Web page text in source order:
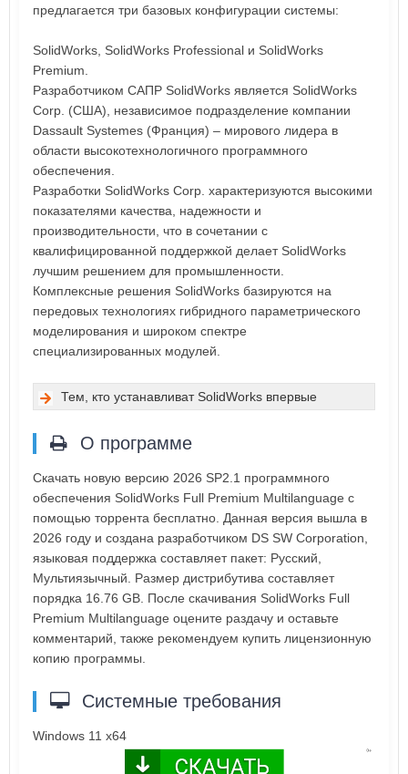
предлагается три базовых конфигурации системы:
SolidWorks, SolidWorks Professional и SolidWorks
Premium.
Разработчиком САПР SolidWorks является SolidWorks
Corp. (США), независимое подразделение компании
Dassault Systemes (Франция) – мирового лидера в
области высокотехнологичного программного
обеспечения.
Разработки SolidWorks Corp. характеризуются высокими
показателями качества, надежности и
производительности, что в сочетании с
квалифицированной поддержкой делает SolidWorks
лучшим решением для промышленности.
Комплексные решения SolidWorks базируются на
передовых технологиях гибридного параметрического
моделирования и широком спектре
специализированных модулей.
Тем, кто устанавливат SolidWorks впервые
О программе
Скачать новую версию 2026 SP2.1 программного
обеспечения SolidWorks Full Premium Multilanguage с
помощью торрента бесплатно. Данная версия вышла в
2026 году и создана разработчиком DS SW Corporation,
языковая поддержка составляет пакет: Русский,
Мультиязычный. Размер дистрибутива составляет
порядка 16.76 GB. После скачивания SolidWorks Full
Premium Multilanguage оцените раздачу и оставьте
комментарий, также рекомендуем купить лицензионную
копию программы.
Системные требования
Windows 11 x64